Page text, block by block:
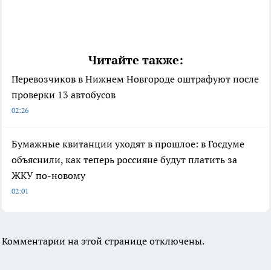
Читайте также:
Перевозчиков в Нижнем Новгороде оштрафуют после
проверки 13 автобусов
02:26
Бумажные квитанции уходят в прошлое: в Госдуме
объяснили, как теперь россияне будут платить за
ЖКУ по-новому
02:01
Комментарии на этой странице отключены.